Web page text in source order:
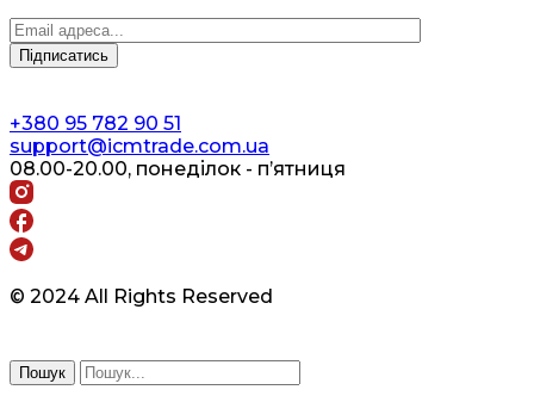
+380 95 782 90 51
support@icmtrade.com.ua
08.00-20.00, понеділок - п’ятниця
© 2024 All Rights Reserved
Пошук